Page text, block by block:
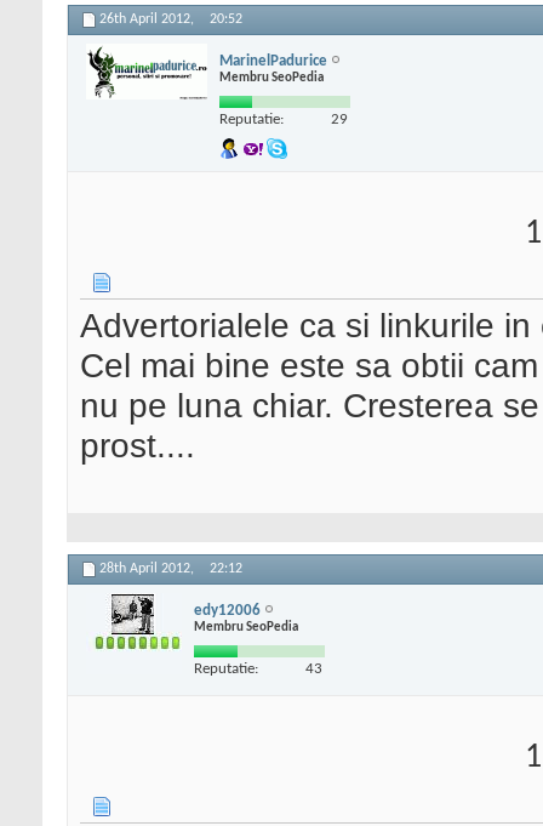
26th April 2012, 20:52
MarinelPadurice
Membru SeoPedia
Reputatie: 29
Advertorialele ca si linkurile
Cel mai bine este sa obtii
nu pe luna chiar. Cresterea
prost....
28th April 2012, 22:12
edy12006
Membru SeoPedia
Reputatie: 43